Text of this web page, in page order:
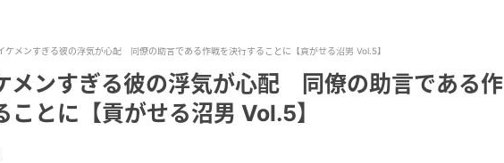
ケメンすぎる彼の浮気が心配 同僚の助言である作戦を決行することに【貢がせる沼男 Vol.5】
メンすぎる彼の浮気が心配 同僚の助言である作
ことに【貢がせる沼男 Vol.5】